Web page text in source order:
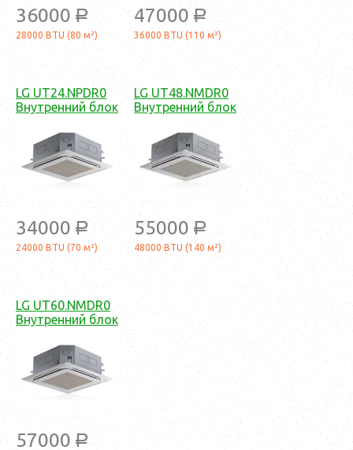
36000 a
28000 BTU (80 м²)
47000 a
36000 BTU (110 м²)
LG UT24.NPDR0
Внутренний блок
34000 a
24000 BTU (70 м²)
LG UT48.NMDR0
Внутренний блок
55000 a
48000 BTU (140 м²)
LG UT60.NMDR0
Внутренний блок
57000 a